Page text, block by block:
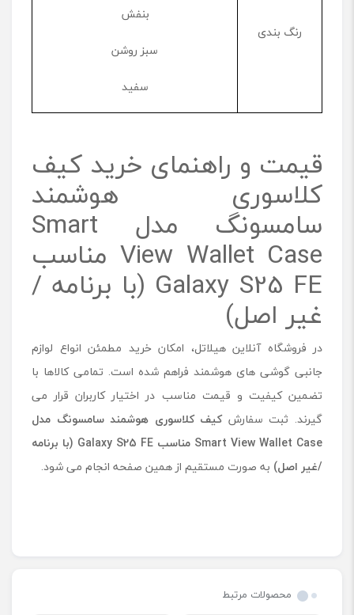
رنگ بندی
بنفش
سبز روشن
سفید
قیمت و راهنمای خرید کیف
کلاسوری هوشمند
سامسونگ مدل Smart
View Wallet Case مناسب
Galaxy S25 FE (با برنامه /
غیر اصل)
در فروشگاه آنلاین هیلاتل، امکان خرید مطمئن انواع لوازم
جانبی گوشی های هوشمند فراهم شده است. تمامی کالاها با
تضمین کیفیت و قیمت مناسب در اختیار کاربران قرار می
گیرند. ثبت سفارشکیف کلاسوری هوشمند سامسونگ مدل
Smart View Wallet Case مناسب Galaxy S25 FE (با برنامه
/غیر اصل) به صورت مستقیم از همین صفحه انجام می شود.
محصولات مرتبط